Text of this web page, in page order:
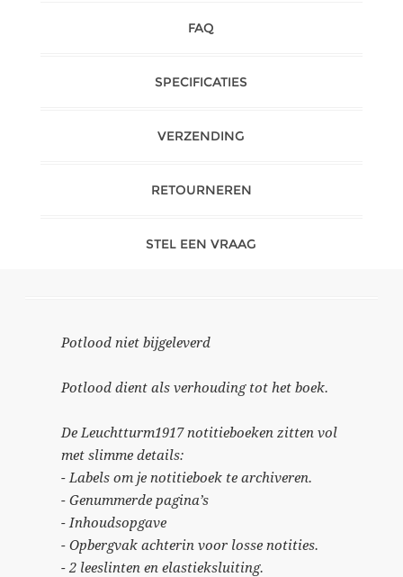
FAQ
SPECIFICATIES
VERZENDING
RETOURNEREN
STEL EEN VRAAG
Potlood niet bijgeleverd
Potlood dient als verhouding tot het boek.
De Leuchtturm1917 notitieboeken zitten vol
met slimme details:
- Labels om je notitieboek te archiveren.
- Genummerde pagina’s
- Inhoudsopgave
- Opbergvak achterin voor losse notities.
- 2 leeslinten en elastieksluiting.